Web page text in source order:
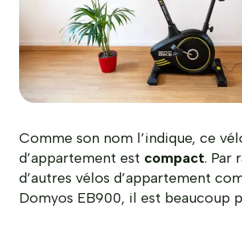
Comme son nom l’indique, ce
d’appartement est compact. Par
d’autres vélos d’appartement
Domyos EB900, il est beaucoup